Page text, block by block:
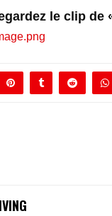
le clip de